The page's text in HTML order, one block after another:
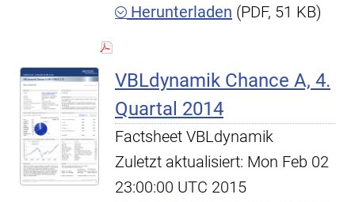
Herunterladen (PDF, 51 KB)
VBLdynamik Chance A, 4.
Quartal 2014
Factsheet VBLdynamik
Zuletzt aktualisiert: Mon Feb 02
23:00:00 UTC 2015